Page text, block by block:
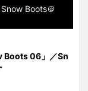
Boots＠
Boots 06」／Sn